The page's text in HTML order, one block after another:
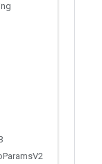
ParamsV2